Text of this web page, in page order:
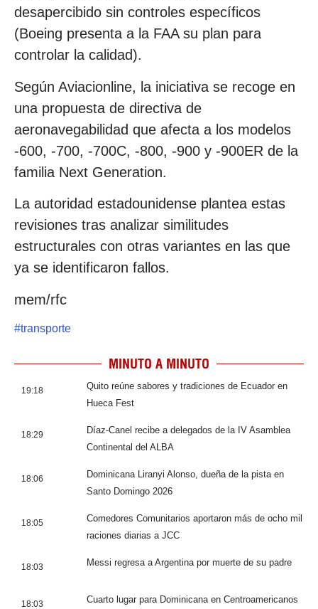
desapercibido sin controles específicos
(Boeing presenta a la FAA su plan para
controlar la calidad).
Según Aviacionline, la iniciativa se recoge en
una propuesta de directiva de
aeronavegabilidad que afecta a los modelos
-600, -700, -700C, -800, -900 y -900ER de la
familia Next Generation.
La autoridad estadounidense plantea estas
revisiones tras analizar similitudes
estructurales con otras variantes en las que
ya se identificaron fallos.
mem/rfc
#transporte
MINUTO A MINUTO
19:18
Quito reúne sabores y tradiciones de Ecuador en
Hueca Fest
18:29
Díaz-Canel recibe a delegados de la IV Asamblea
Continental del ALBA
18:06
Dominicana Liranyi Alonso, dueña de la pista en
Santo Domingo 2026
18:05
Comedores Comunitarios aportaron más de ocho mil
raciones diarias a JCC
18:03 Messi regresa a Argentina por muerte de su padre
18:03
Cuarto lugar para Dominicana en Centroamericanos